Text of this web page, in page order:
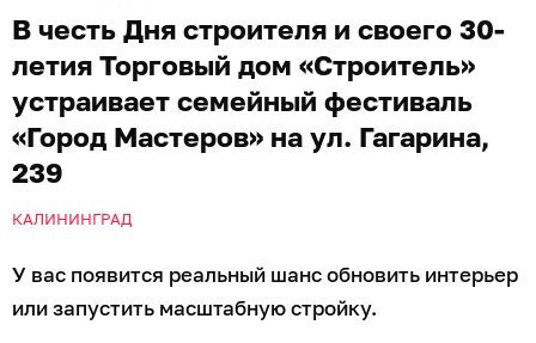
В честь Дня строителя и своего 30-
летия Торговый дом «Строитель»
устраивает семейный фестиваль
«Город Мастеров» на ул. Гагарина,
239
КАЛИНИНГРАД
У вас появится реальный шанс обновить интерьер
или запустить масштабную стройку.